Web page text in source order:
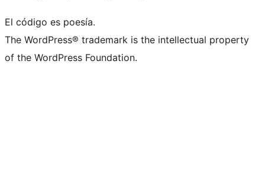
El código es poesía.
The WordPress® trademark is the intellectual property
of the WordPress Foundation.